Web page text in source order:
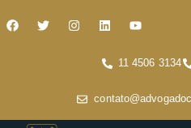
11 4506 3134